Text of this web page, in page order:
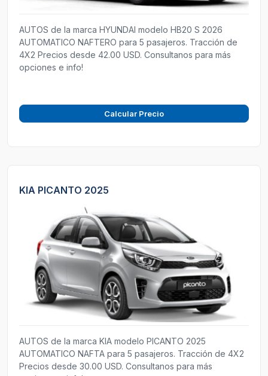
AUTOS de la marca HYUNDAI modelo HB20 S 2026
AUTOMATICO NAFTERO para 5 pasajeros. Tracción de
4X2 Precios desde 42.00 USD. Consultanos para más
opciones e info!
Calcular Precio
KIA PICANTO 2025
AUTOS de la marca KIA modelo PICANTO 2025
AUTOMATICO NAFTA para 5 pasajeros. Tracción de 4X2
Precios desde 30.00 USD. Consultanos para más